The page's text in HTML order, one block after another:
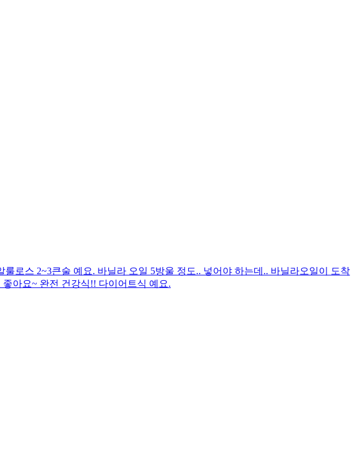
로스 2~3큰술 예요. 바닐라 오일 5방울 정도.. 넣어야 하는데.. 바닐라오일이 도착
아요~ 완전 건강식!! 다이어트식 예요.